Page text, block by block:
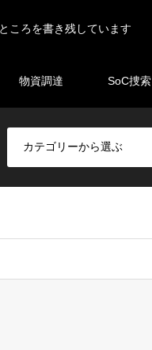
ころを書き残しています
物資調達 SoC捜索